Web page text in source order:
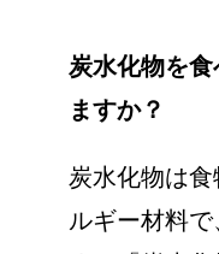
炭水化物を食
ますか？
炭水化物は
ルギー材料